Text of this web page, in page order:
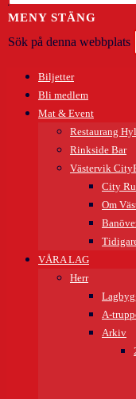
MENY STÄNG
Sök på denna webbplats
Biljetter
Bli medlem
Mat & Event
Restaurang
Rinkside Bar
Västervik
City
Om
VÅRA LAG
Herr
A-
Arkiv